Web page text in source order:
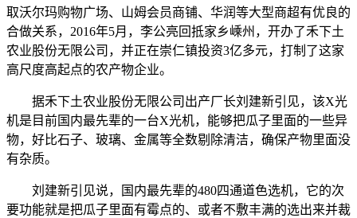
取沃尔玛购物广场、山姆会员商铺、华润等大型商超有优良的
合做关系，2016年5月，李公亮回抵家乡嵊州，开办了禾下土
农业股份无限公司，并正在崇仁镇投资3亿多元，打制了这家
高尺度高起点的农产物企业。
据禾下土农业股份无限公司出产厂长刘建新引见，该X光
机是目前国内最先辈的一台X光机，能够把瓜子里面的一些异
物，好比石子、玻璃、金属等全数剔除清洁，确保产物里面没
有杂质。
刘建新引见说，国内最先辈的480四通道色选机，它的次
要功能就是把瓜子里面有霉点的、或者不敷丰满的选出来并裁